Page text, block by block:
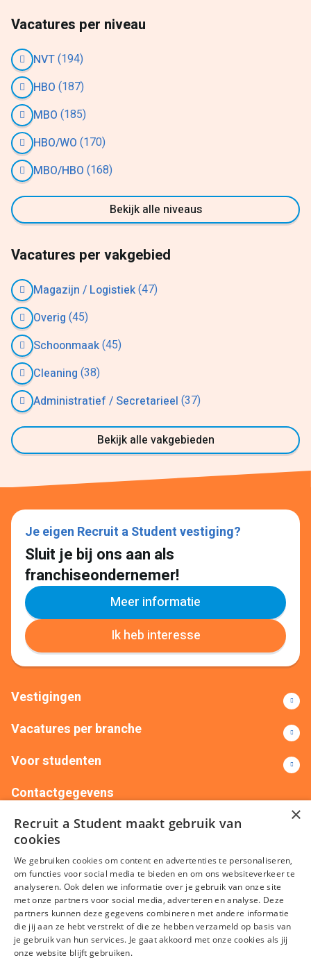
Vacatures per niveau
NVT(194)
HBO (187)
MBO (185)
HBO/WO (170)
MBO/HBO (168)
Bekijk alle niveaus
Vacatures per vakgebied
Magazijn / Logistiek(47)
Overig (45)
Schoonmaak(45)
Cleaning (38)
Administratief / Secretarieel (37)
Bekijk alle vakgebieden
Je eigen Recruit a Student vestiging?
Sluit je bij ons aan als
franchiseondernemer!
Meer informatie
Ik heb interesse
Vestigingen
Vacatures per branche
Voor studenten
Contactgegevens
+31(0)88 522 00 76
info@recruitastudent.nl
Alle vestigingen
×
Recruit a Student maakt gebruik van
cookies
We gebruiken cookies om content en advertenties te personaliseren,
om functies voor social media te bieden en om ons websiteverkeer te
analyseren. Ook delen we informatie over je gebruik van onze site
met onze partners voor social media, adverteren en analyse. Deze
partners kunnen deze gegevens combineren met andere informatie
die jij aan ze hebt verstrekt of die ze hebben verzameld op basis van
je gebruik van hun services. Je gaat akkoord met onze cookies als jij
onze website blijft gebruiken.